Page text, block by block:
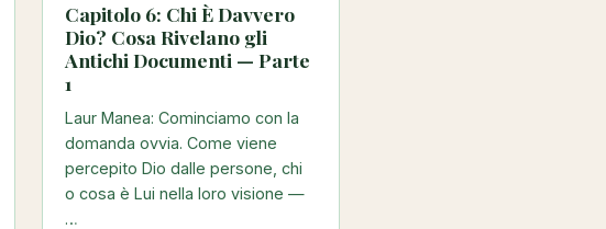
Capitolo 6: Chi È Davvero
Dio? Cosa Rivelano gli
Antichi Documenti — Parte
1
Laur Manea: Cominciamo con la
domanda ovvia. Come viene
percepito Dio dalle persone, chi
o cosa è Lui nella loro visione —
…